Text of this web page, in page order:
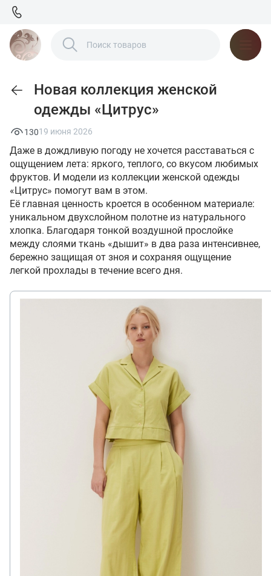
Новая коллекция женской
одежды «Цитрус»
Даже в дождливую погоду не хочется расставаться с
ощущением лета: яркого, теплого, со вкусом любимых
фруктов. И модели из коллекции женской одежды
«Цитрус» помогут вам в этом.
Её главная ценность кроется в особенном материале:
уникальном двухслойном полотне из натурального
хлопка. Благодаря тонкой воздушной прослойке
между слоями ткань «дышит» в два раза интенсивнее,
бережно защищая от зноя и сохраняя ощущение
легкой прохлады в течение всего дня.
19 июня 2026
130